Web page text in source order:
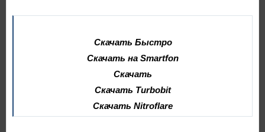
Скачать Быстро
Скачать на Smartfon
Скачать
Скачать Turbobit
Скачать Nitroflare